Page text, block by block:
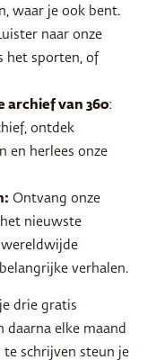
waar je ook bent.
naar onze
het sporten, of
archief van 360:
ontdek
en herlees onze
Ontvang onze
nieuwste
verhalen.
drie gratis
elke maand
te schrijven steun je